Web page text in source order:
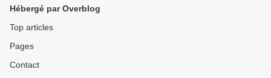
Hébergé par Overblog
Top articles
Pages
Contact